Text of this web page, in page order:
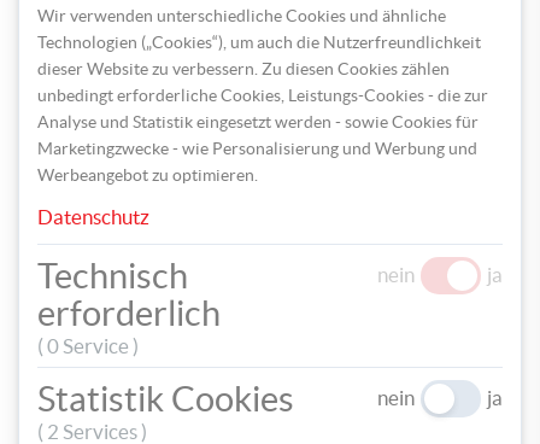
Wir verwenden unterschiedliche Cookies und ähnliche
Technologien („Cookies“), um auch die Nutzerfreundlichkeit
dieser Website zu verbessern. Zu diesen Cookies zählen
unbedingt erforderliche Cookies, Leistungs-Cookies - die zur
Analyse und Statistik eingesetzt werden - sowie Cookies für
Marketingzwecke - wie Personalisierung und Werbung und
Werbeangebot zu optimieren.
Datenschutz
Technisch
erforderlich
( 0 Service )
nein ja
Statistik Cookies
( 2 Services )
nein ja